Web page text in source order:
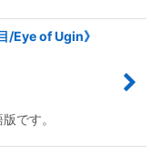
/Eye of Ugin》
です。